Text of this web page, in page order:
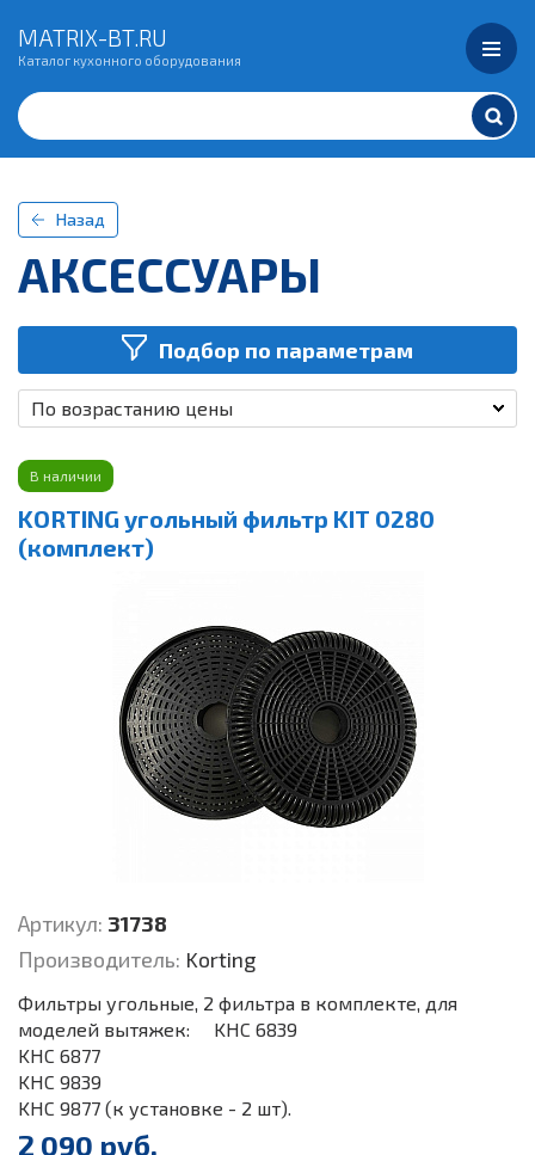
MATRIX-BT.RU
Каталог кухонного оборудования
Назад
АКСЕССУАРЫ
Подбор по параметрам
По возрастанию цены
В наличии
KORTING угольный фильтр KIT 0280
(комплект)
Артикул: 31738
Производитель: Korting
Фильтры угольные, 2 фильтра в комплекте, для
моделей вытяжек: KHC 6839
KHC 6877
KHC 9839
KHC 9877 (к установке - 2 шт).
2 090 руб.